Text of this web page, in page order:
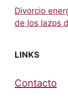
Divorcio
de los lazos
LINKS
Contacto